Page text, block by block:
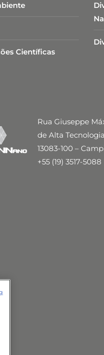
Científicas
Rua Giuseppe
de Alta
13083-100 –
+55 (19) 3517-